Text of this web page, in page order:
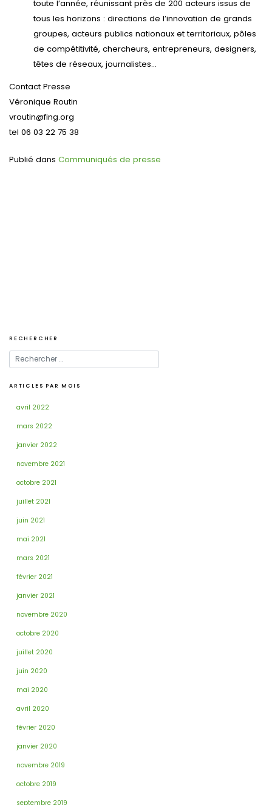
toute l’année, réunissant près de 200 acteurs issus de
tous les horizons : directions de l’innovation de grands
groupes, acteurs publics nationaux et territoriaux, pôles
de compétitivité, chercheurs, entrepreneurs, designers,
têtes de réseaux, journalistes…
Contact Presse
Véronique Routin
vroutin@fing.org
tel 06 03 22 75 38
Publié dans Communiqués de presse
RECHERCHER
ARTICLES PAR MOIS
avril 2022
mars 2022
janvier 2022
novembre 2021
octobre 2021
juillet 2021
juin 2021
mai 2021
mars 2021
février 2021
janvier 2021
novembre 2020
octobre 2020
juillet 2020
juin 2020
mai 2020
avril 2020
février 2020
janvier 2020
novembre 2019
octobre 2019
septembre 2019